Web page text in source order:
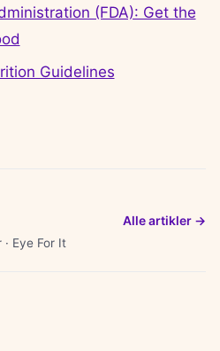
(FDA): Get the
Guidelines
Eye For It
Alle artikler →